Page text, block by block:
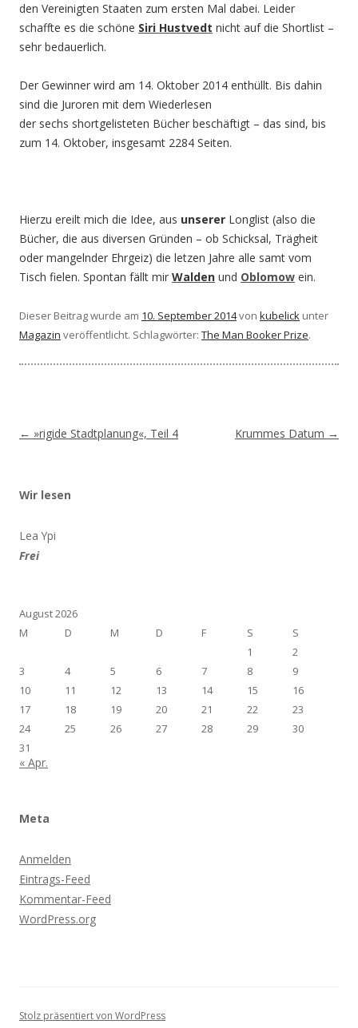
den Vereinigten Staaten zum ersten Mal dabei. Leider
schaffte es die schöne Siri Hustvedt nicht auf die Shortlist –
sehr bedauerlich.
Der Gewinner wird am 14. Oktober 2014 enthüllt. Bis dahin
sind die Juroren mit dem Wiederlesen
der sechs shortgelisteten Bücher beschäftigt – das sind, bis
zum 14. Oktober, insgesamt 2284 Seiten.
Hierzu ereilt mich die Idee, aus unserer Longlist (also die
Bücher, die aus diversen Gründen – ob Schicksal, Trägheit
oder mangelnder Ehrgeiz) die letzen Jahre alle samt vom
Tisch fielen. Spontan fällt mir Walden und Oblomow ein.
Dieser Beitrag wurde am 10. September 2014von kubelick unter
Magazin veröffentlicht. Schlagwörter: The Man Booker Prize.
Beitragsnavigation
← »rigide Stadtplanung«, Teil 4 Krummes Datum →
Wir lesen
Lea Ypi
Frei
August 2026
M
D M D F S
S
1
2
3
4 5 6 7 8
9
10
11 12 13 14 15
16
17
18 19 20 21 22
23
24
25 26 27 28 29
30
31
« Apr.
Meta
Anmelden
Eintrags-Feed
Kommentar-Feed
WordPress.org
Stolz präsentiert von WordPress